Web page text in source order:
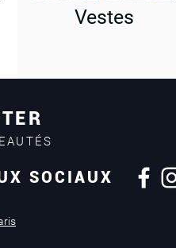
Vestes
SOCIAUX